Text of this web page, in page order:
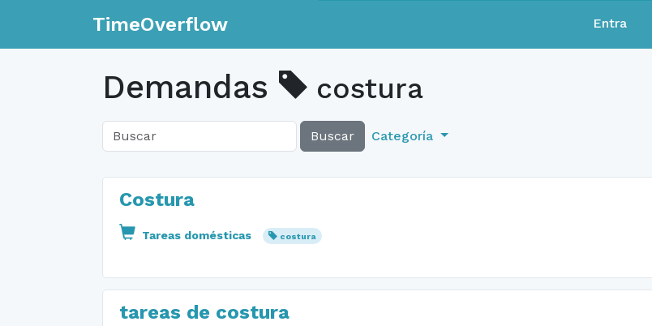
TimeOverflow Entra
Demandas costura
Buscar Categoría
Costura
Tareas domésticas costura
tareas de costura